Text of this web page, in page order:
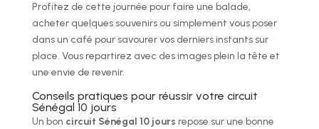
Profitez de cette journée pour faire une balade,
acheter quelques souvenirs ou simplement vous poser
dans un café pour savourer vos derniers instants sur
place. Vous repartirez avec des images plein la tête et
une envie de revenir.
Conseils pratiques pour réussir votre circuit
Sénégal 10 jours
Un bon circuit Sénégal 10 jours repose sur une bonne